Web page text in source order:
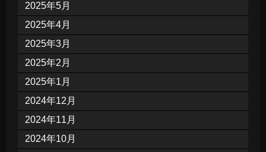
2025年5月
2025年4月
2025年3月
2025年2月
2025年1月
2024年12月
2024年11月
2024年10月